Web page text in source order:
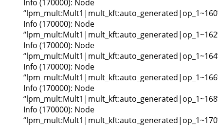
Info (170000): Node
Info (170000): Node
Info (170000): Node
Info (170000): Node
Info (170000): Node
Info (170000): Node